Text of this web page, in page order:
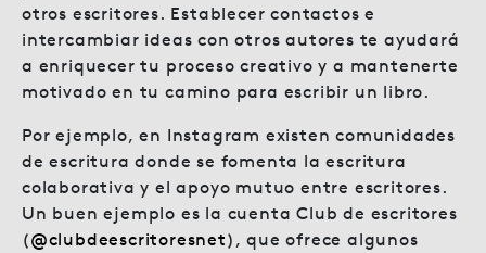
otros escritores. Establecer contactos e
intercambiar ideas con otros autores te ayudará
a enriquecer tu proceso creativo y a mantenerte
motivado en tu camino para escribir un libro.
Por ejemplo, en Instagram existen comunidades
de escritura donde se fomenta la escritura
colaborativa y el apoyo mutuo entre escritores.
Un buen ejemplo es la cuenta Club de escritores
(@clubdeescritoresnet), que ofrece algunos